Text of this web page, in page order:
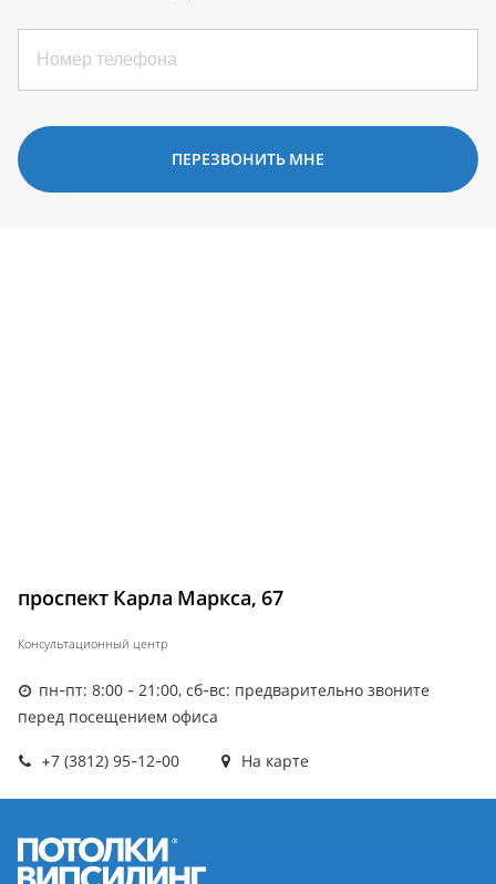
ПЕРЕЗВОНИТЬ МНЕ
проспект Карла Маркса, 67
Консультационный центр
пн-пт: 8:00 - 21:00, сб-вс: предварительно звоните
перед посещением офиса
+7 (3812) 95-12-00 На карте